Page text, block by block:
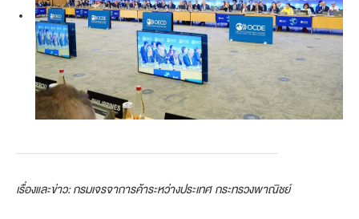
เรื่องและข่าว: กรมเจรจาการค้าระหว่างประเทศ กระทรวงพาณิชย์